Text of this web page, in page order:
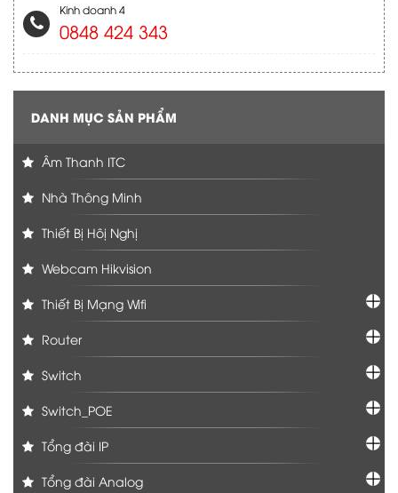
Kinh doanh 4
0848 424 343
DANH MỤC SẢN PHẨM
Âm Thanh ITC
Nhà Thông Minh
Thiết Bị Hôị Nghị
Webcam Hikvision
Thiết Bị Mạng Wifi
Router
Switch
Switch_POE
Tổng đài IP
Tổng đài Analog